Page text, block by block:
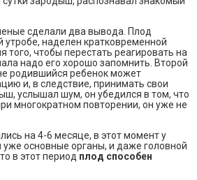
сделали два вывода. Плод
утробе, наделен кратковременной
того, чтобы перестать реагировать на
надо его хорошо запомнить. Второй
родившийся ребенок может
и, в следствие, принимать свои
услышал шум, он убедился в том, что
многократном повторении, он уже не
на 4-6 месяце, в этот момент у
основные органы, и даже головной
в этот период плод способен